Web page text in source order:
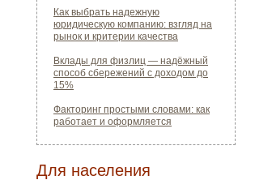
Как выбрать надежную
юридическую компанию: взгляд на
рынок и критерии качества
Вклады для физлиц — надёжный
способ сбережений с доходом до
15%
Факторинг простыми словами: как
работает и оформляется
Для населения